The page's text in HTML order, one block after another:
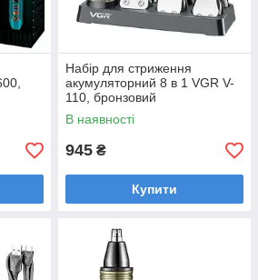
Набір для стриження
акумуляторний 8 в 1 VGR V-
110, бронзовий
В наявності
945 ₴
Купити